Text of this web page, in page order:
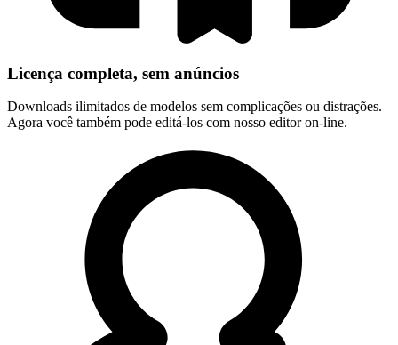
Licença completa, sem anúncios
Downloads ilimitados de modelos sem complicações ou distrações.
Agora você também pode editá-los com nosso editor on-line.